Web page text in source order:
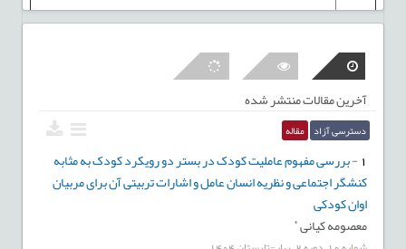
پست الکترونیکی:khosrowbagheri4@gmail.com
دکتر طیبه توسلی اصطهباناتی
رشته تخصصی:دکترای فلسفه تعلیم و تربیت
پست الکترونیکی:
آخرین مقالات منتشر شده
دسترسی آزاد مقاله
-بررسی مفهوم عاملیت کودک در بستر دو رویکرد کودک به مثابه
کنشگر اجتماعی و نظریه انسان عامل و اشارات تربیتی آن برای مربیان
اوان کودکی
معصومه کیانی